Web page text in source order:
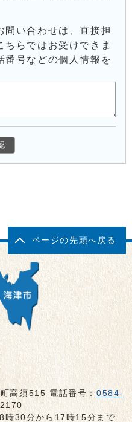
問い合わせは、直接担
ちらではお受けできま
番号などの個人情報を
ページの先頭へ戻る
高須515 電話番号：0584-
2170
時30分から17時15分まで